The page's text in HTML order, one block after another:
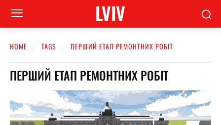
LVIV
HOME TAGS ПЕРШИЙ ЕТАП РЕМОНТНИХ РОБІТ
ПЕРШИЙ ЕТАП РЕМОНТНИХ РОБІТ